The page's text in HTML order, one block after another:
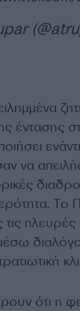
έντασης
να
Το
πλευρές
ότι η